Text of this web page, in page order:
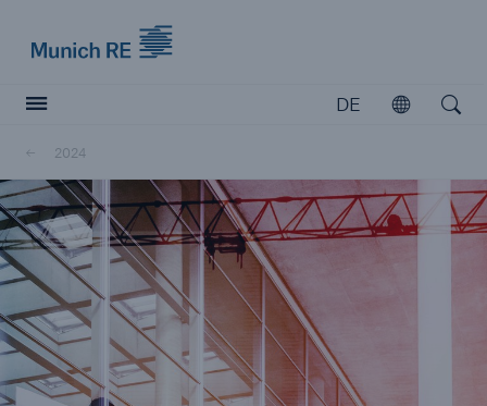
DE
Öffnen
2024
Versicherer
Unsere Lösungen für Versicherer